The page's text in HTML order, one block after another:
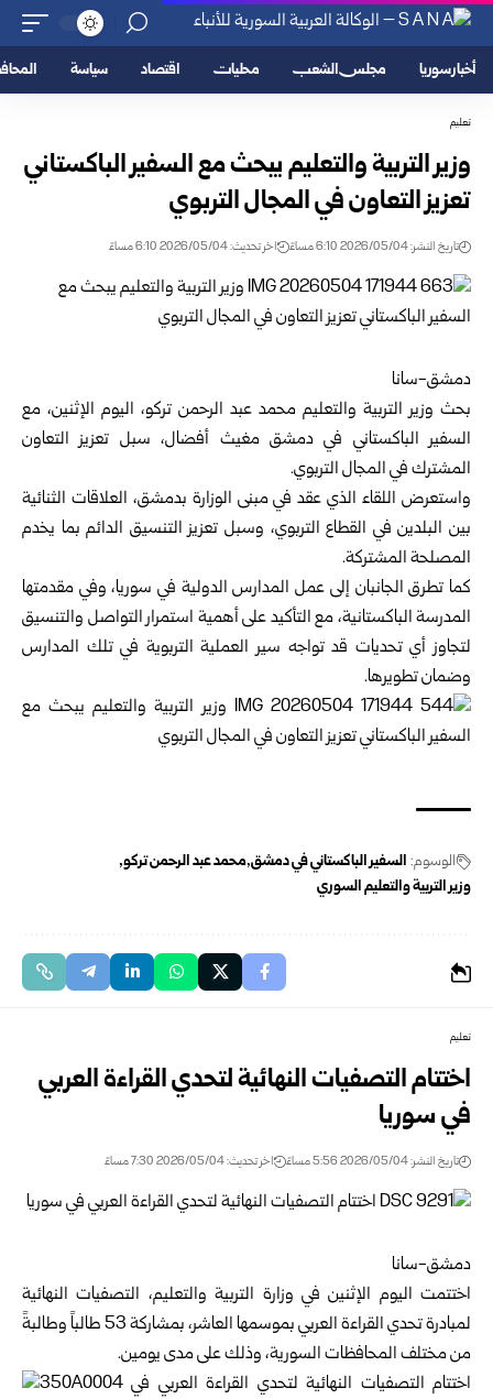
أخبار سوريا مجلس الشعب محليات اقتصاد سياسة
تعليم
وزير التربية والتعليم يبحث مع السفير الباكستاني
تعزيز التعاون في المجال التربوي
تاريخ النشر: 2026/05/04 6:10 مساءً اخر تحديث: 2026/05/04 6:10 مساءً
دمشق-سانا
بحث وزير التربية والتعليم محمد عبد الرحمن تركو، اليوم الإثنين، مع
السفير الباكستاني في دمشق مغيث أفضال، سبل تعزيز التعاون
المشترك في المجال التربوي.
واستعرض اللقاء الذي عقد في مبنى الوزارة بدمشق، العلاقات الثنائية
بين البلدين في القطاع التربوي، وسبل تعزيز التنسيق الدائم بما يخدم
المصلحة المشتركة.
كما تطرق الجانبان إلى عمل المدارس الدولية في سوريا، وفي مقدمتها
المدرسة الباكستانية، مع التأكيد على أهمية استمرار التواصل والتنسيق
لتجاوز أي تحديات قد تواجه سير العملية التربوية في تلك المدارس
وضمان تطويرها.
الوسوم: السفير الباكستاني في دمشق محمد عبد الرحمن تركو
وزير التربية والتعليم السوري
تعليم
اختتام التصفيات النهائية لتحدي القراءة العربي
في سوريا
تاريخ النشر: 2026/05/04 5:56 مساءً اخر تحديث: 2026/05/04 7:30 مساءً
دمشق-سانا
اختتمت اليوم الإثنين في وزارة التربية والتعليم، التصفيات النهائية
لمبادرة تحدي القراءة العربي بموسمها العاشر، بمشاركة 53 طالباً وطالبةً
من مختلف المحافظات السورية، وذلك على مدى يومين.